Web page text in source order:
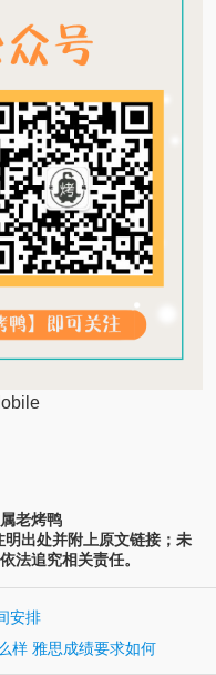
老烤鸭
明出处并附上原文链接；未
法追究相关责任。
安排
样 雅思成绩要求如何